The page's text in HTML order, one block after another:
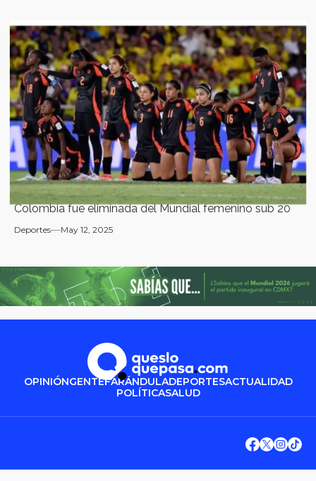
Colombia fue eliminada del Mundial femenino sub 20
Deportes May 12, 2025
OPINIÓNGENTEFARÁNDULADEPORTESACTUALIDAD
POLÍTICASALUD